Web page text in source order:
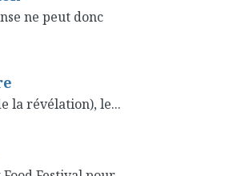
ne peut donc
la révélation), le...